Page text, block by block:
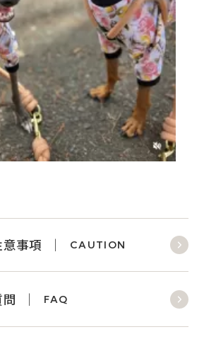
事項 CAUTION
FAQ